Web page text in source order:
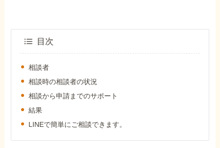
ホーム
障害年金の基礎知識
目次
相談者
相談時の相談者の状況
相談から申請までのサポート
結果
LINEで簡単にご相談できます。